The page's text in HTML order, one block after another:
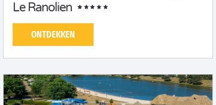
Le Ranolien
ONTDEKKEN